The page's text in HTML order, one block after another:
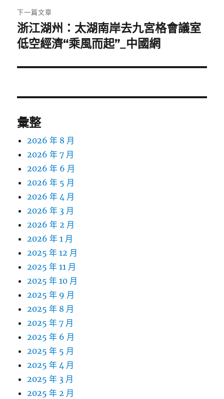
章:
下一篇文章
下
一
文
浙江湖州：太湖南岸去九宮格會議室
低空經濟“乘風而起”_中國網
彙整
2026 年 8 月
2026 年 7 月
2026 年 6 月
2026 年 5 月
2026 年 4 月
2026 年 3 月
2026 年 2 月
2026 年 1 月
2025 年 12 月
2025 年 11 月
2025 年 10 月
2025 年 9 月
2025 年 8 月
2025 年 7 月
2025 年 6 月
2025 年 5 月
2025 年 4 月
2025 年 3 月
2025 年 2 月